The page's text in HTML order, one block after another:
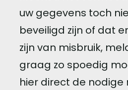
uw gegevens toch
beveiligd zijn of dat
zijn van misbruik,
graag zo spoedig
hier direct de